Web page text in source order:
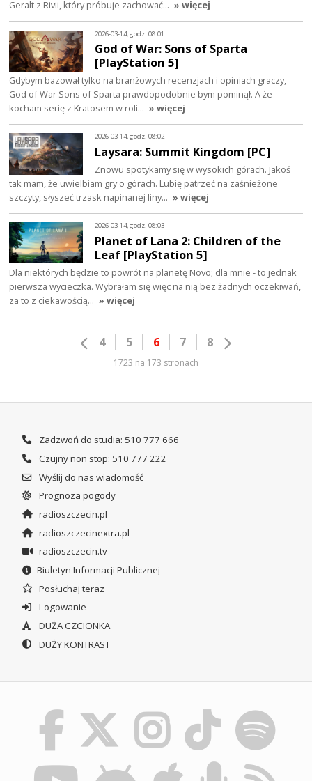
Geralt z Rivii, który próbuje zachować… » więcej
2026-03-14, godz. 08:01
God of War: Sons of Sparta
[PlayStation 5]
Gdybym bazował tylko na branżowych recenzjach i opiniach graczy,
God of War Sons of Sparta prawdopodobnie bym pominął. A że
kocham serię z Kratosem w roli… » więcej
2026-03-14, godz. 08:02
Laysara: Summit Kingdom [PC]
Znowu spotykamy się w wysokich górach. Jakoś
tak mam, że uwielbiam gry o górach. Lubię patrzeć na zaśnieżone
szczyty, słyszeć trzask napinanej liny… » więcej
2026-03-14, godz. 08:03
Planet of Lana 2: Children of the
Leaf [PlayStation 5]
Dla niektórych będzie to powrót na planetę Novo; dla mnie - to jednak
pierwsza wycieczka. Wybrałam się więc na nią bez żadnych oczekiwań,
za to z ciekawością… » więcej
4 5 6 7 8
1723 na 173 stronach
Zadzwoń do studia: 510 777 666
Czujny non stop: 510 777 222
Wyślij do nas wiadomość
Prognoza pogody
radioszczecin.pl
radioszczecinextra.pl
radioszczecin.tv
Biuletyn Informacji Publicznej
Posłuchaj teraz
Logowanie
DUŻA CZCIONKA
DUŻY KONTRAST